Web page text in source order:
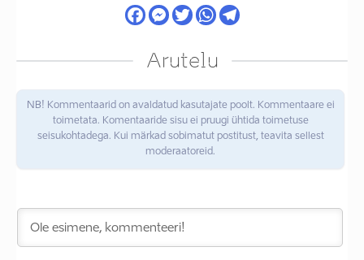
Arutelu
NB! Kommentaarid on avaldatud kasutajate poolt. Kommentaare ei
toimetata. Komentaaride sisu ei pruugi ühtida toimetuse
seisukohtadega. Kui märkad sobimatut postitust, teavita sellest
moderaatoreid.